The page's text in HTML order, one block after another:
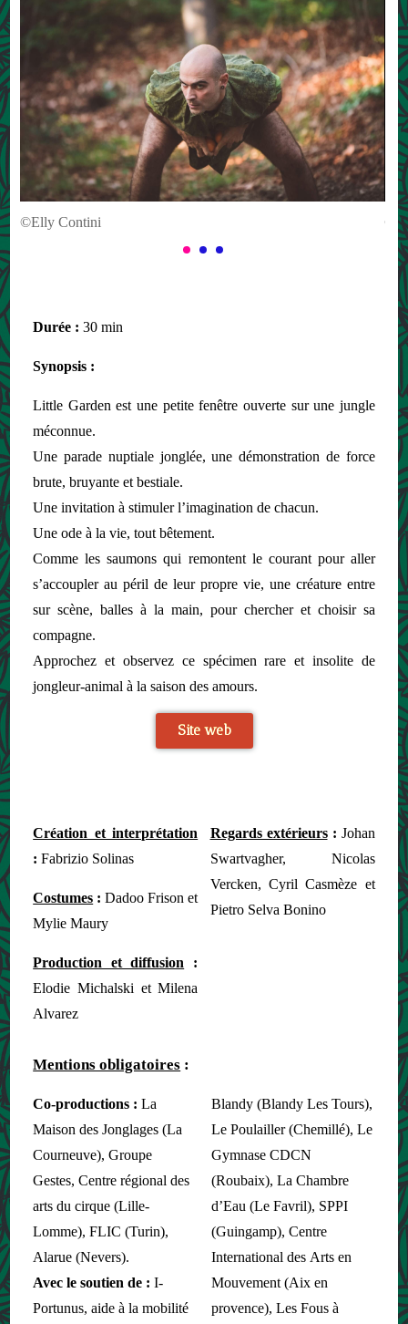
©C.Drouard
Durée : 30 min
Synopsis :
Little Garden est une petite fenêtre ouverte sur une jungle
méconnue.
Une parade nuptiale jonglée, une démonstration de force
brute, bruyante et bestiale.
Une invitation à stimuler l’imagination de chacun.
Une ode à la vie, tout bêtement.
Comme les saumons qui remontent le courant pour aller
s’accoupler au péril de leur propre vie, une créature entre
sur scène, balles à la main, pour chercher et choisir sa
compagne.
Approchez et observez ce spécimen rare et insolite de
jongleur-animal à la saison des amours.
Site web
Création et interprétation
: Fabrizio Solinas
Costumes : Dadoo Frison et
Mylie Maury
Production et diffusion :
Elodie Michalski et Milena
Alvarez
Regards extérieurs: Johan
Swartvagher, Nicolas
Vercken, Cyril Casmèze et
Pietro Selva Bonino
Mentions obligatoires :
Co-productions : La
Maison des Jonglages (La
Courneuve), Groupe
Gestes, Centre régional des
arts du cirque (Lille-
Lomme), FLIC (Turin),
Alarue (Nevers).
Avec le soutien de : I-
Portunus, aide à la mobilité
Blandy (Blandy Les Tours),
Le Poulailler (Chemillé), Le
Gymnase CDCN
(Roubaix), La Chambre
d’Eau (Le Favril), SPPI
(Guingamp), Centre
International des Arts en
Mouvement (Aix en
provence), Les Fous à